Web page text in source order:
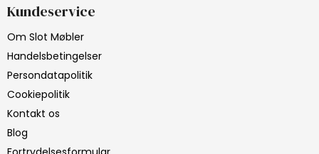
Kundeservice
Om Slot Møbler
Handelsbetingelser
Persondatapolitik
Cookiepolitik
Kontakt os
Blog